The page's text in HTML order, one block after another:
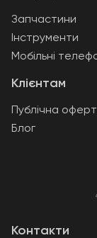
Контакти
Клієнтам
Публічна
Блог
Запчастини
Інструменти
Мобільні